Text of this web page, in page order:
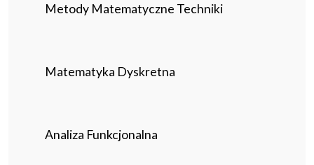
Metody Matematyczne Techniki
Matematyka Dyskretna
Analiza Funkcjonalna